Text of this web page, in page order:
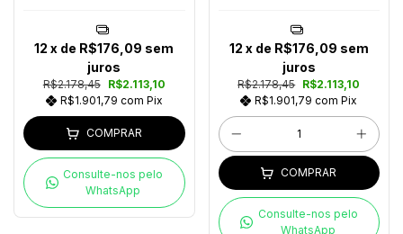
R$2.178,45
R$2.113,10
R$1.901,79 com Pix
12 x de R$176,09 sem
juros
COMPRAR
Consulte-nos pelo
WhatsApp
R$2.178,45 R$2.113,10
R$1.901,79com Pix
12 x de R$176,09 sem
juros
COMPRAR
Consulte-nos pelo
WhatsApp